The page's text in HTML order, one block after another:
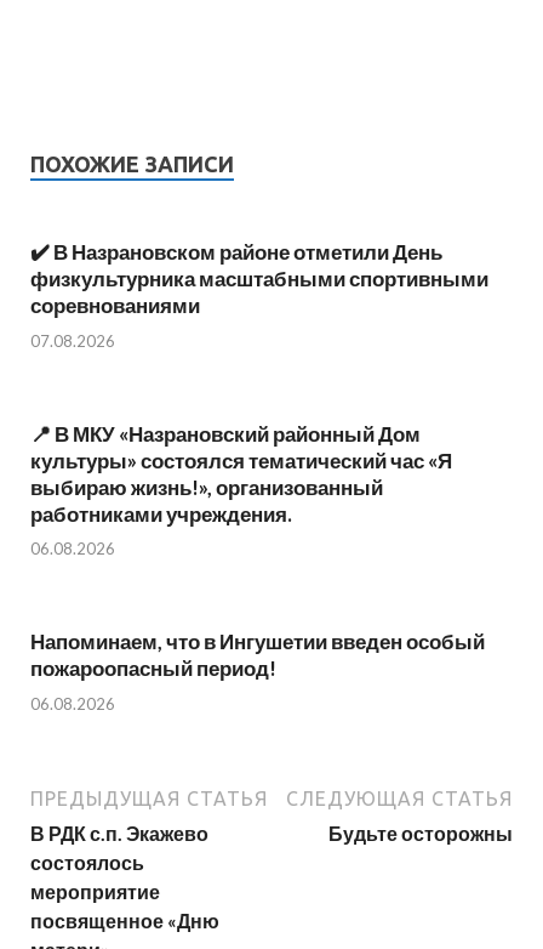
ПОХОЖИЕ ЗАПИСИ
✔️ В Назрановском районе отметили День
физкультурника масштабными спортивными
соревнованиями
07.08.2026
📍 В МКУ «Назрановский районный Дом
культуры» состоялся тематический час «Я
выбираю жизнь!», организованный
работниками учреждения.
06.08.2026
Напоминаем, что в Ингушетии введен особый
пожароопасный период!⁣⁣⠀
06.08.2026
ПРЕДЫДУЩАЯ СТАТЬЯ
В РДК с.п. Экажево
состоялось
мероприятие
посвященное «Дню
СЛЕДУЮЩАЯ СТАТЬЯ
Будьте осторожны